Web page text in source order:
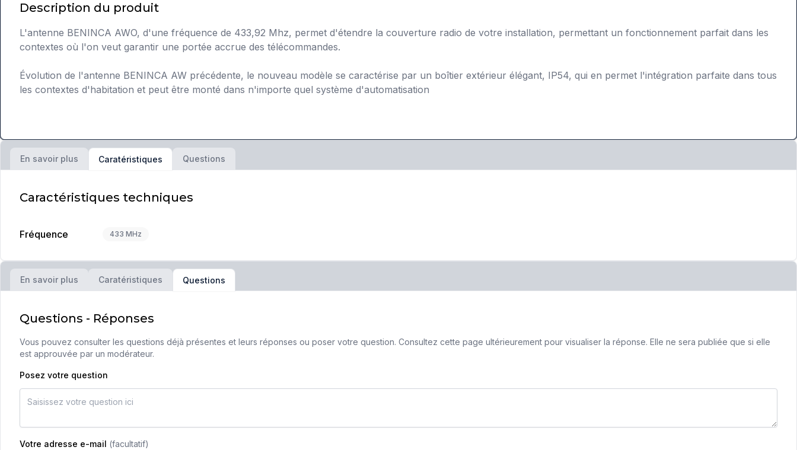
Description du produit
L'antenne BENINCA AWO, d'une fréquence de 433,92 Mhz, permet d'étendre la couverture radio de votre installation, permettant un fonctionnement parfait dans les
contextes où l'on veut garantir une portée accrue des télécommandes.
Évolution de l'antenne BENINCA AW précédente, le nouveau modèle se caractérise par un boîtier extérieur élégant, IP54, qui en permet l'intégration parfaite dans tous
les contextes d'habitation et peut être monté dans n'importe quel système d'automatisation
En savoir plus Caratéristiques Questions
Caractéristiques techniques
Fréquence 433 MHz
En savoir plus Caratéristiques Questions
Questions - Réponses
Vous pouvez consulter les questions déjà présentes et leurs réponses ou poser votre question. Consultez cette page ultérieurement pour visualiser la réponse. Elle ne sera publiée que si elle
est approuvée par un modérateur.
Posez votre question
Votre adresse e-mail (facultatif)